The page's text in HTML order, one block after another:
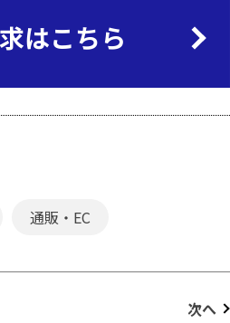
はこちら
通販・EC
次へ